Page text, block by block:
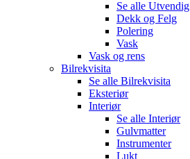
Se alle Utvendig
Dekk og Felg
Polering
Vask
Vask og rens
Bilrekvisita
Se alle Bilrekvisita
Eksteriør
Interiør
Se alle Interiør
Gulvmatter
Instrumenter
Lukt